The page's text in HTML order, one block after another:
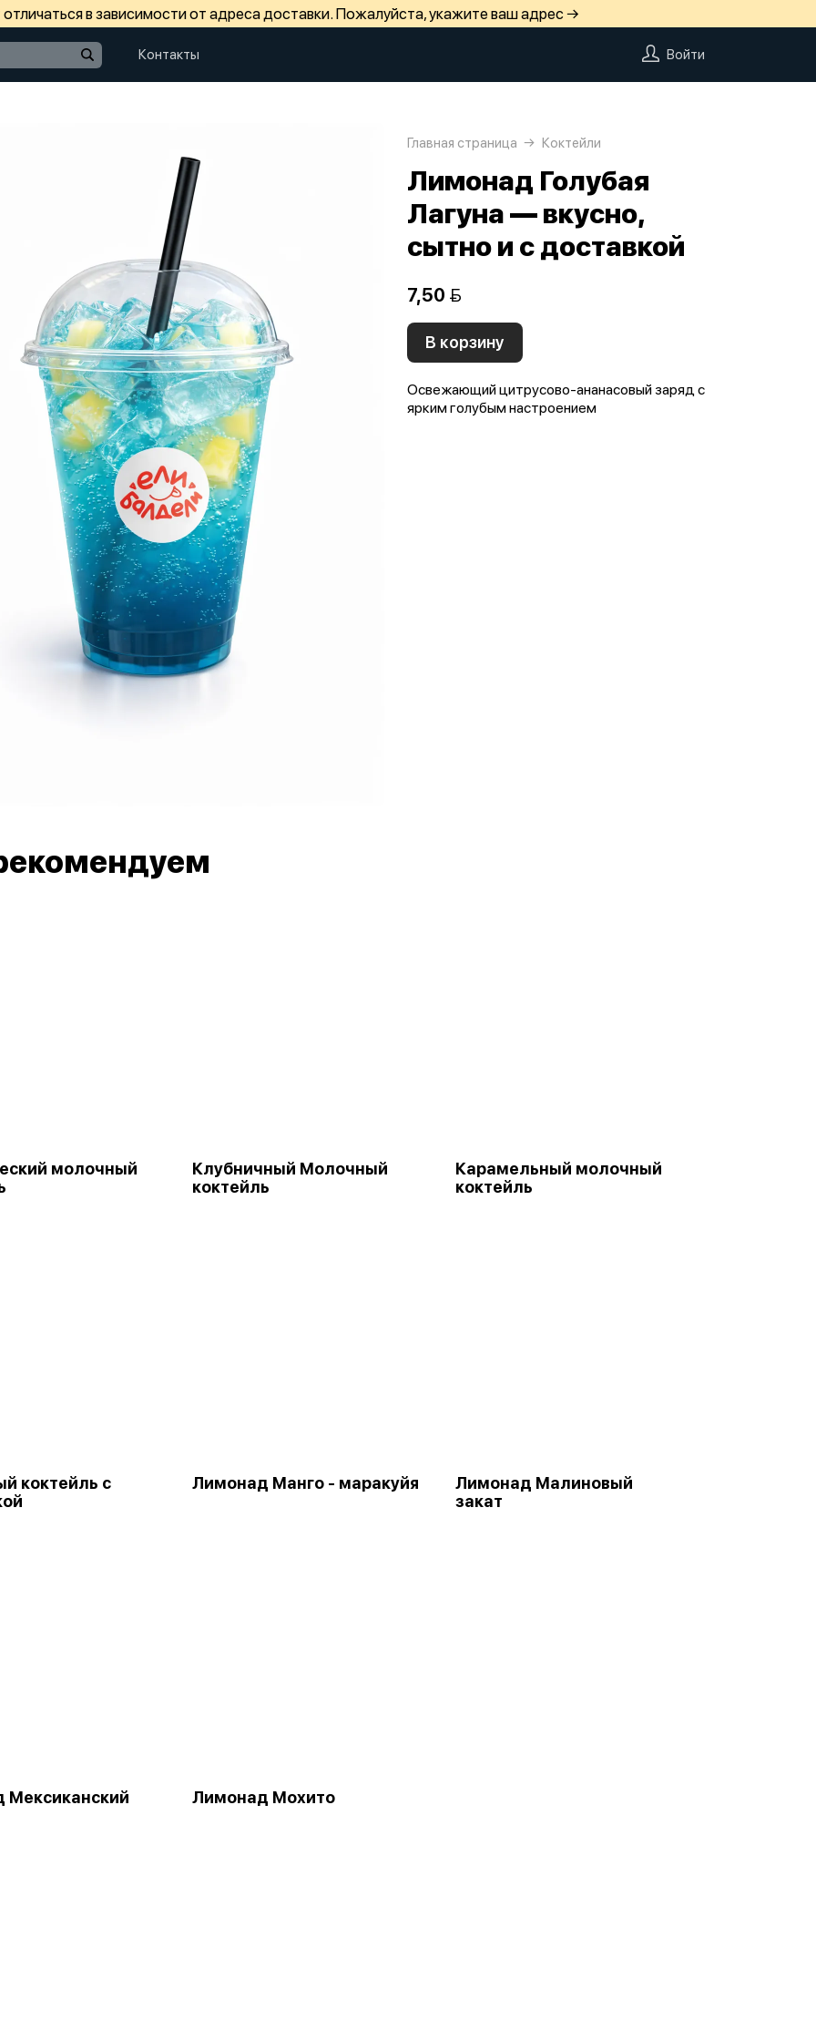
в зависимости от адреса доставки. Пожалуйста, укажите ваш адрес →
Контакты Войти
Главная страница Коктейли
Лимонад Голубая
Лагуна — вкусно,
сытно и с доставкой
7,50 
В корзину
Освежающий цитрусово-ананасовый заряд с
ярким голубым настроением
молочный
Клубничный Молочный
коктейль
Карамельный молочный
коктейль
коктейль с
Лимонад Манго - маракуйя
Лимонад Малиновый
закат
Мексиканский Лимонад Мохито